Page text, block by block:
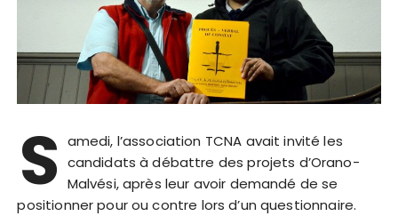
S amedi, l’association TCNA avait invité les
candidats à débattre des projets d’Orano-
Malvési, après leur avoir demandé de se
positionner pour ou contre lors d’un questionnaire.